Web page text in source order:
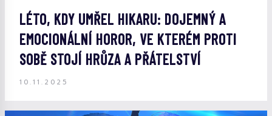
LÉTO, KDY UMŘEL HIKARU: DOJEMNÝ A
EMOCIONÁLNÍ HOROR, VE KTERÉM PROTI
SOBĚ STOJÍ HRŮZA A PŘÁTELSTVÍ
10.11.2025